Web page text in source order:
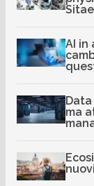
AI in
ma